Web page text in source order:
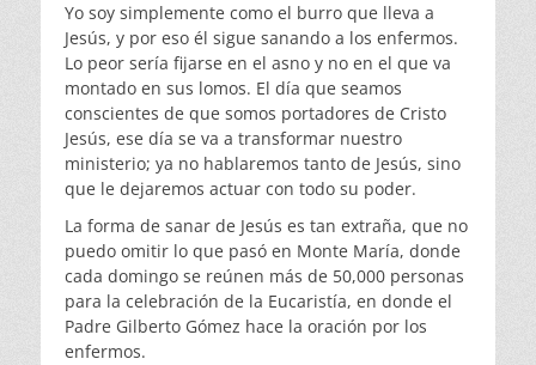
Yo soy simplemente como el burro que lleva a
Jesús, y por eso él sigue sanando a los enfermos.
Lo peor sería fijarse en el asno y no en el que va
montado en sus lomos. El día que seamos
conscientes de que somos portadores de Cristo
Jesús, ese día se va a transformar nuestro
ministerio; ya no hablaremos tanto de Jesús, sino
que le dejaremos actuar con todo su poder.
La forma de sanar de Jesús es tan extraña, que no
puedo omitir lo que pasó en Monte María, donde
cada domingo se reúnen más de 50,000 personas
para la celebración de la Eucaristía, en donde el
Padre Gilberto Gómez hace la oración por los
enfermos.